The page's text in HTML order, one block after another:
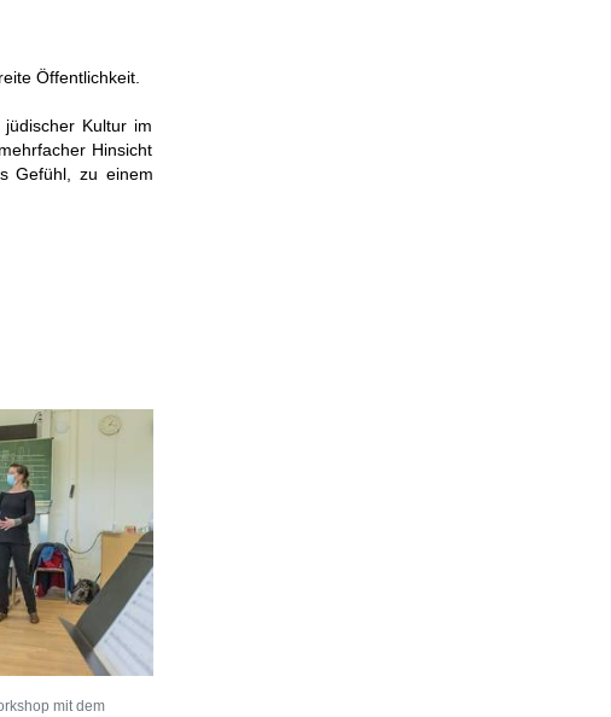
Öffentlichkeit.
Kultur im
Hinsicht
Gefühl, zu einem
mit dem